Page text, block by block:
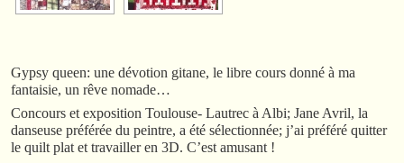
Gypsy queen: une dévotion gitane, le libre cours donné à ma
fantaisie, un rêve nomade…
Concours et exposition Toulouse- Lautrec à Albi; Jane Avril, la
danseuse préférée du peintre, a été sélectionnée; j’ai préféré quitter
le quilt plat et travailler en 3D. C’est amusant !